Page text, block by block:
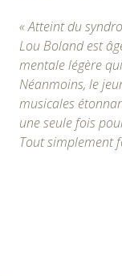
« Atteint du
Lou Boland est
mentale légère
Néanmoins, le
musicales
une seule fois
Tout simplement